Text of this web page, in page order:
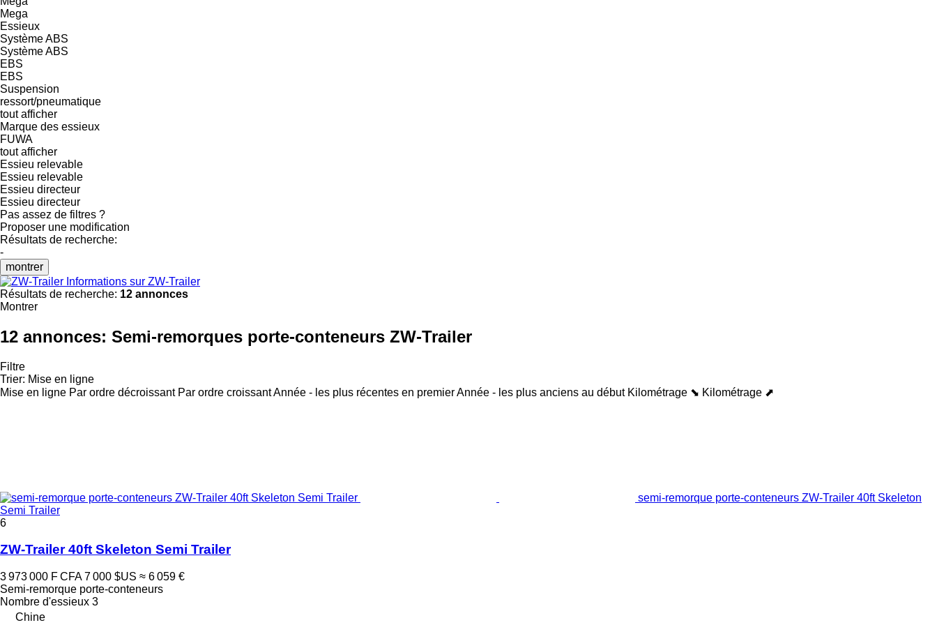
Mega
Essieux
Système ABS
Système ABS
EBS
EBS
Suspension
ressort/pneumatique
tout afficher
Marque des essieux
FUWA
tout afficher
Essieu relevable
Essieu relevable
Essieu directeur
Essieu directeur
Pas assez de filtres ?
Proposer une modification
Résultats de recherche:
-
montrer
Informations sur ZW-Trailer
Résultats de recherche: 12 annonces
Montrer
12 annonces: Semi-remorques porte-conteneurs ZW-Trailer
Filtre
Trier: Mise en ligne
Mise en ligne Par ordre décroissant Par ordre croissantAnnée - les plus récentes en premierAnnée - les plus anciens au début Kilométrage ⬊ Kilométrage ⬈
semi-remorque porte-conteneurs ZW-Trailer 40ft Skeleton
Semi Trailer
6
ZW-Trailer 40ft Skeleton Semi Trailer
3 973 000 F CFA 7 000 $US ≈ 6 059 €
Semi-remorque porte-conteneurs
Nombre d'essieux 3
Chine